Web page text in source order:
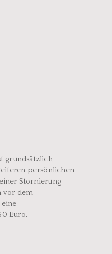
grundsätzlich
persönlichen
einer Stornierung
vor dem
Euro.